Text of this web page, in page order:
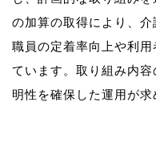
の加算の取得により、介
職員の定着率向上や利
ています。取り組み内